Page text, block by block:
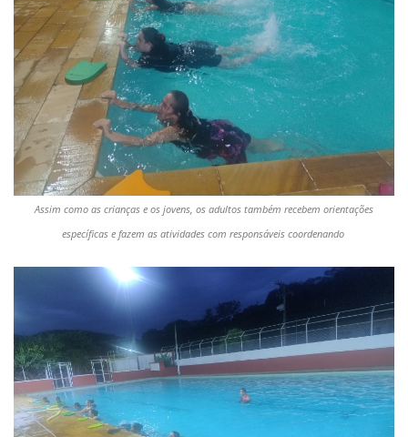
Assim como as crianças e os jovens, os adultos também recebem orientações
específicas e fazem as atividades com responsáveis coordenando